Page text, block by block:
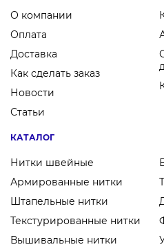
О компании
Оплата
Доставка
Как сделать заказ
Новости
Статьи
КАТАЛОГ
Нитки швейные
Армированные нитки
Штапельные нитки
Текстурированные нитки
Вышивальные нитки